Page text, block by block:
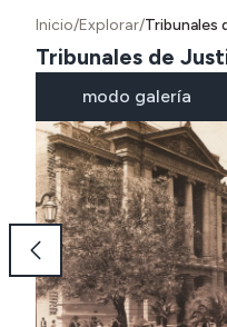
Inicio/Explorar/Tribunales
Tribunales de
modo galería